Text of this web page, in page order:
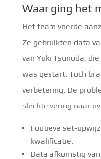
Waar ging het
Het team voerde
Ze gebruikten data
van Yuki Tsunoda,
was gestart. Toch
verbetering. De
slechte vering naar
Foutieve set-
kwalificatie.
Data afkomstig